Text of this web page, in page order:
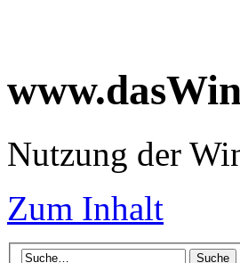
Nutzung der
Zum Inhalt